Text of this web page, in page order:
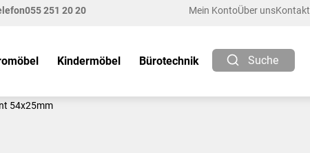
055 251 20 20 Mein KontoÜber unsKontakt
Kindermöbel Bürotechnik Suche
54x25mm